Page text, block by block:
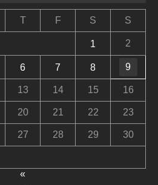
T F S S
1 2
6 7 8 9
13 14 15 16
20 21 22 23
27 28 29 30
«